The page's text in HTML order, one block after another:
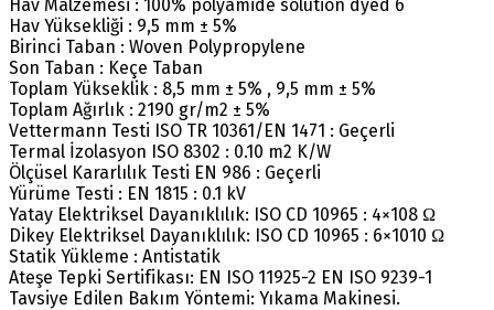
Hav Malzemesi : 100% polyamide solution dyed 6
Hav Yüksekliği : 9,5 mm ± 5%
Birinci Taban : Woven Polypropylene
Son Taban : Keçe Taban
Toplam Yükseklik : 8,5 mm ± 5% , 9,5 mm ± 5%
Toplam Ağırlık : 2190 gr/m2 ± 5%
Vettermann Testi ISO TR 10361/EN 1471 : Geçerli
Termal İzolasyon ISO 8302 : 0.10 m2 K/W
Ölçüsel Kararlılık Testi EN 986 : Geçerli
Yürüme Testi : EN 1815 : 0.1 kV
Yatay Elektriksel Dayanıklılık: ISO CD 10965 : 4×108 Ω
Dikey Elektriksel Dayanıklılık: ISO CD 10965 : 6×1010 Ω
Statik Yükleme : Antistatik
Ateşe Tepki Sertifikası: EN ISO 11925-2 EN ISO 9239-1
Tavsiye Edilen Bakım Yöntemi: Yıkama Makinesi.